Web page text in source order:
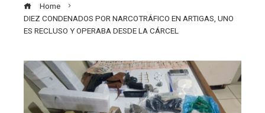
Home
DIEZ CONDENADOS POR NARCOTRÁFICO EN ARTIGAS, UNO
ES RECLUSO Y OPERABA DESDE LA CÁRCEL